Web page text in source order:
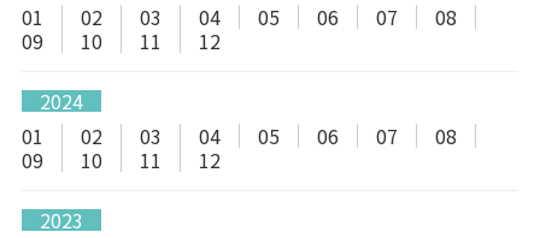
01
02 03 04 05 06 07
08
09
10 11 12
2024
01
02 03 04 05 06 07
08
09
10 11 12
2023